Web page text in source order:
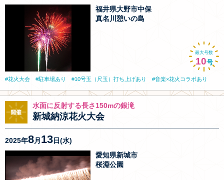
福井県大野市中保
真名川憩いの島
最大号数
10号
花火大会 駐車場あり 10号玉（尺玉）打ち上げあり 音楽×花火コラボあり
水面に反射する長さ150mの銀滝
新城納涼花火大会
2025年8月 13日(水)
愛知県新城市
桜淵公園